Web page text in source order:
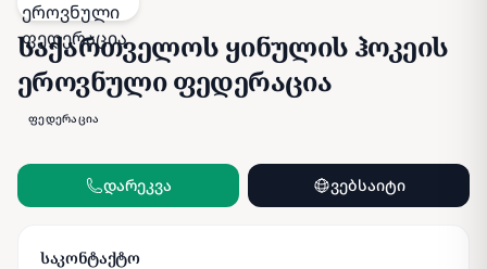
საქართველოს ყინულის ჰოკეის
ეროვნული ფედერაცია
ფედერაცია
დარეკვა ვებსაიტი
საკონტაქტო